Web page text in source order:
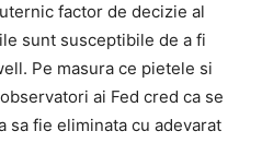
factor de decizie al
sunt susceptibile de a fi
Pe masura ce pietele si
ai Fed cred ca se
sa fie eliminata cu adevarat